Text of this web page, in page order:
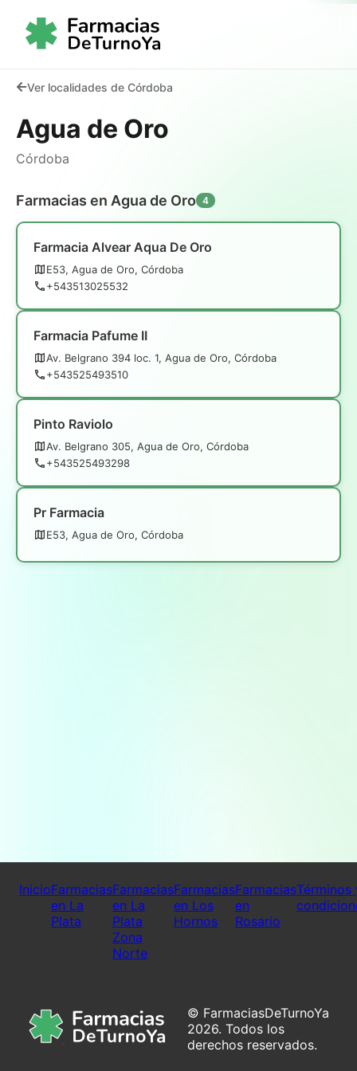
Ver localidades de Córdoba
Agua de Oro
Córdoba
Farmacias en Agua de Oro 4
Farmacia Alvear Aqua De Oro
E53, Agua de Oro, Córdoba
+543513025532
Farmacia Pafume II
Av. Belgrano 394 loc. 1, Agua de Oro, Córdoba
+543525493510
Pinto Raviolo
Av. Belgrano 305, Agua de Oro, Córdoba
+543525493298
Pr Farmacia
E53, Agua de Oro, Córdoba
InicioFarmacias
en La
Plata
Farmacias
en La
Plata
Zona
Norte
Farmacias
en Los
Hornos
Farmacias
en
Rosario
Términos
© FarmaciasDeTurnoYa
2026. Todos los
derechos reservados.